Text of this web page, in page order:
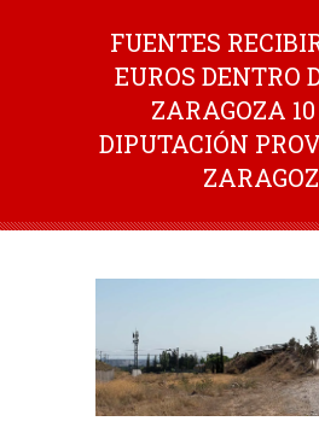
FUENTES
EUROS DENTRO
ZARAGOZA
DIPUTACIÓN